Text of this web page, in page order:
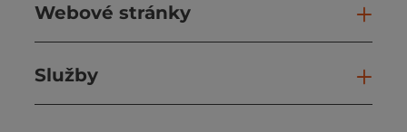
Webové stránky
Služby